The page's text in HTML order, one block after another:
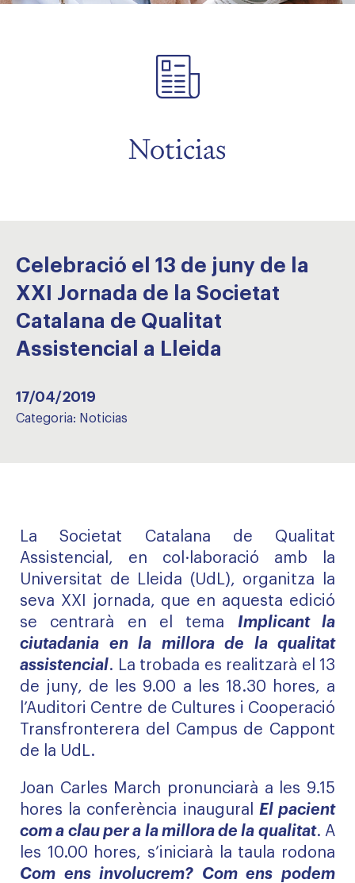
Noticias
Celebració el 13 de juny de la
XXI Jornada de la Societat
Catalana de Qualitat
Assistencial a Lleida
17/04/2019
Categoria: Noticias
La Societat Catalana de Qualitat
Assistencial, en col·laboració amb la
Universitat de Lleida (UdL), organitza la
seva XXI jornada, que en aquesta edició
se centrarà en el tema Implicant la
ciutadania en la millora de la qualitat
assistencial. La trobada es realitzarà el 13
de juny, de les 9.00 a les 18.30 hores, a
l’Auditori Centre de Cultures i Cooperació
Transfronterera del Campus de Cappont
de la UdL.
Joan Carles March pronunciarà a les 9.15
hores la conferència inaugural El pacient
com a clau per a la millora de la qualitat. A
les 10.00 hores, s’iniciarà la taula rodona
Com ens involucrem? Com ens podem